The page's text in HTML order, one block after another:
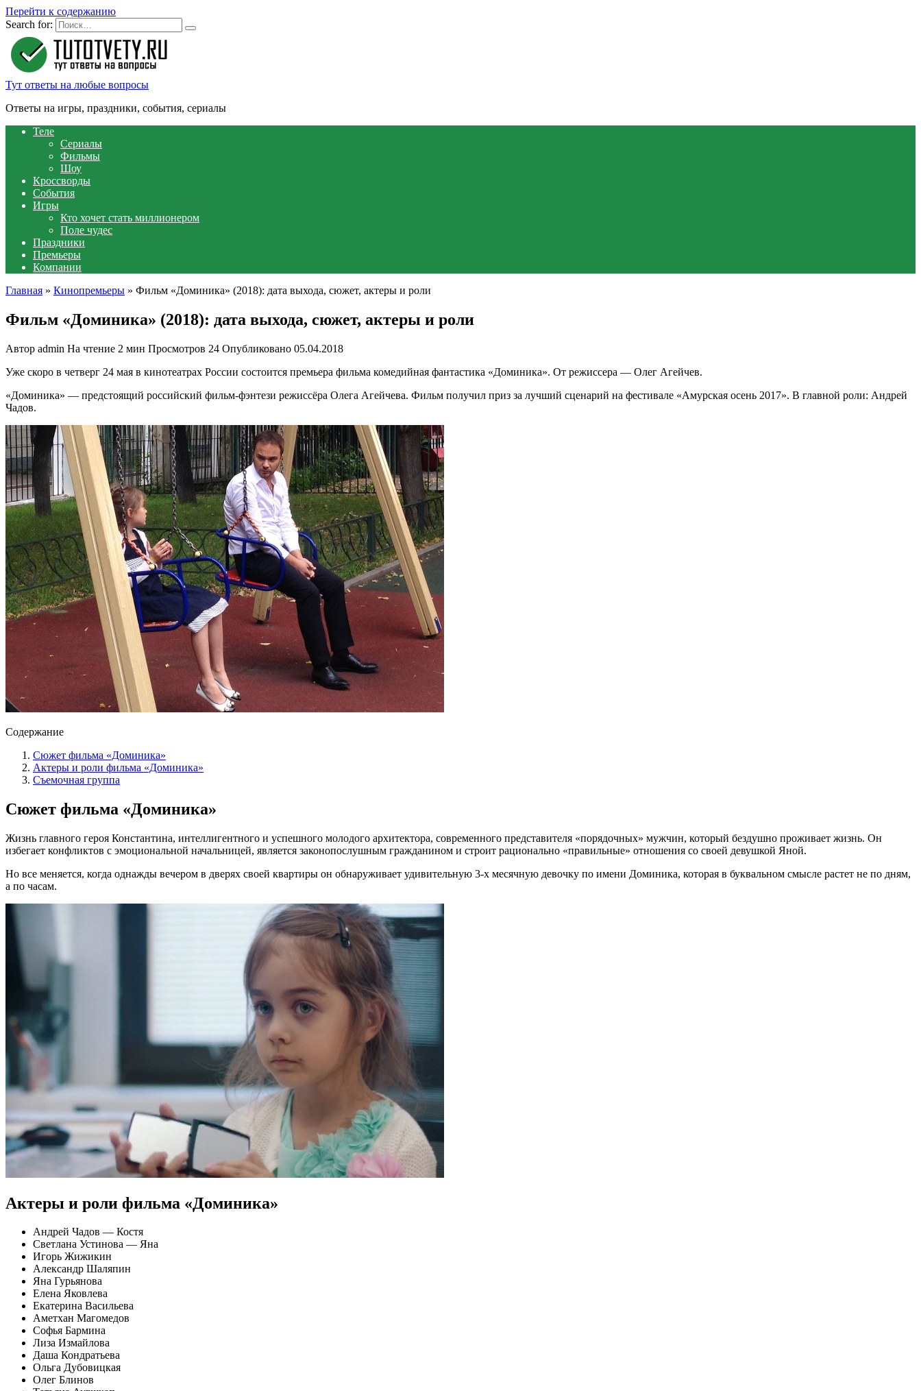
Перейти к содержанию
Search for:
Тут ответы на любые вопросы
Ответы на игры, праздники, события, сериалы
Теле
Сериалы
Фильмы
Шоу
Кроссворды
События
Игры
Кто хочет стать миллионером
Поле чудес
Праздники
Премьеры
Компании
Главная » Кинопремьеры » Фильм «Доминика» (2018): дата выхода, сюжет, актеры и роли
Фильм «Доминика» (2018): дата выхода, сюжет, актеры и роли
Автор admin На чтение 2 мин Просмотров 24 Опубликовано 05.04.2018
Уже скоро в четверг 24 мая в кинотеатрах России состоится премьера фильма комедийная фантастика «Доминика». От режиссера — Олег Агейчев.
«Доминика» — предстоящий российский фильм-фэнтези режиссёра Олега Агейчева. Фильм получил приз за лучший сценарий на фестивале «Амурская осень 2017». В главной роли: Андрей
Чадов.
Содержание
Сюжет фильма «Доминика»
Актеры и роли фильма «Доминика»
Съемочная группа
Сюжет фильма «Доминика»
Жизнь главного героя Константина, интеллигентного и успешного молодого архитектора, современного представителя «порядочных» мужчин, который бездушно проживает жизнь. Он
избегает конфликтов с эмоциональной начальницей, является законопослушным гражданином и строит рационально «правильные» отношения со своей девушкой Яной.
Но все меняется, когда однажды вечером в дверях своей квартиры он обнаруживает удивительную 3-х месячную девочку по имени Доминика, которая в буквальном смысле растет не по дням,
а по часам.
Актеры и роли фильма «Доминика»
Андрей Чадов — Костя
Светлана Устинова — Яна
Игорь Жижикин
Александр Шаляпин
Яна Гурьянова
Елена Яковлева
Екатерина Васильева
Аметхан Магомедов
Софья Бармина
Лиза Измайлова
Даша Кондратьева
Ольга Дубовицкая
Олег Блинов